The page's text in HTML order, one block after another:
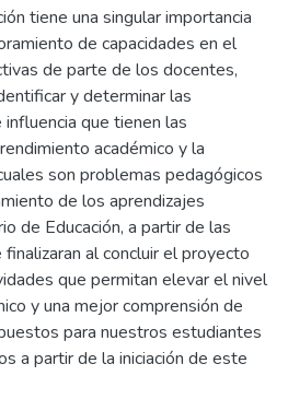
tiene una singular importancia
de capacidades en el
de parte de los docentes,
y determinar las
que tienen las
académico y la
son problemas pedagógicos
de los aprendizajes
de Educación, a partir de las
al concluir el proyecto
que permitan elevar el nivel
y una mejor comprensión de
para nuestros estudiantes
a partir de la iniciación de este